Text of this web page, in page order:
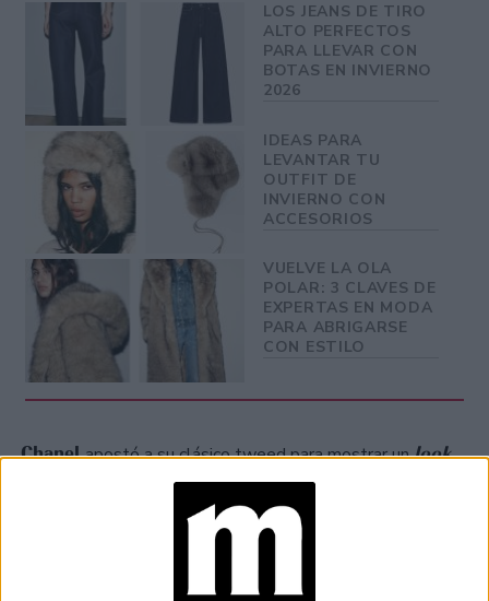
LOS JEANS DE TIRO
ALTO PERFECTOS
PARA LLEVAR CON
BOTAS EN INVIERNO
2026
IDEAS PARA
LEVANTAR TU
OUTFIT DE
INVIERNO CON
ACCESORIOS
VUELVE LA OLA
POLAR: 3 CLAVES DE
EXPERTAS EN MODA
PARA ABRIGARSE
CON ESTILO
Chanelapostó a su clásico tweed para mostrar unlook
, que por medio de las capas se pudo
ver el verde de pies a cabeza.